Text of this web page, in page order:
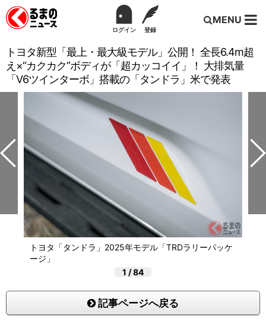
ログイン 登録
MENU
トヨタ新型「最上・最大級モデル」公開！ 全長6.4m超
え×“カクカク”ボディが「超カッコイイ」！ 大排気量
「V6ツインターボ」搭載の「タンドラ」米で発表
トヨタ「タンドラ」2025年モデル「TRDラリーパッケ
ージ」
1 /84
記事ページへ戻る